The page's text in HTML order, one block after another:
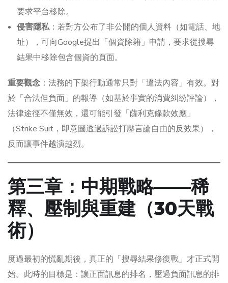
要求平台移除。
侵害隱私：若對方公布了非公開的個人資料（如電話、地
址），可向Google提出「個資除籍」申請，要求從搜尋
結果中移除包含個資的頁面。
重要觀念 ：法務的下架行動通常只對「違法內容」有效。對
於「合法但負面」的報導（如基於事實的消費糾紛評論），
法律途徑不僅無效，還可能引發「薩利克條款效應」
（Strike Suit，即意圖透過訴訟打壓言論自由的反效果），
反而讓事件越演越烈。
第三章：中期戰略——稀
釋、壓制與重建（30天戰
術）
度過最初的慌亂期後，真正的「搜尋結果修復戰」才正式開
始。此時的目標是：讓正面訊息的排名，壓過負面訊息的排